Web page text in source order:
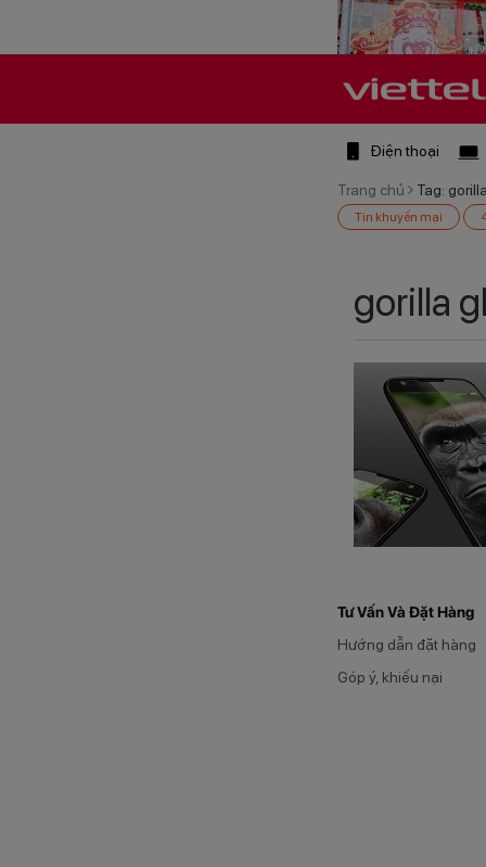
Điện thoại
Trang chủ Tag:
Tin khuyến mại
gorilla
Tư Vấn Và Đặt Hàng
Hướng dẫn đặt hàng
Góp ý, khiếu nại